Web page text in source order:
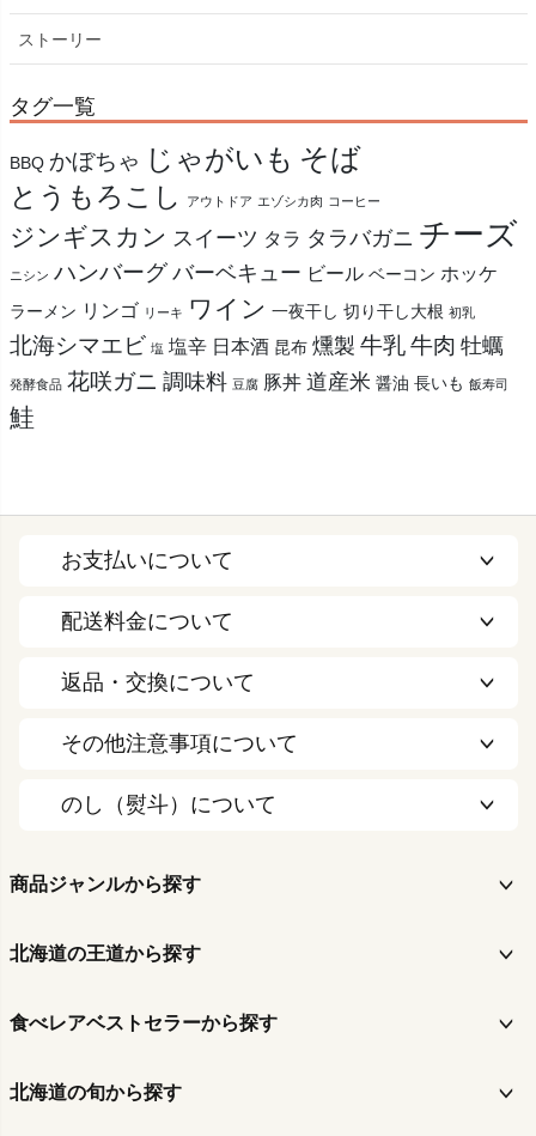
ストーリー
タグ一覧
BBQ かぼちゃ じゃがいも そば
とうもろこし アウトドア エゾシカ肉 コーヒー
ジンギスカン スイーツ タラ タラバガニ チーズ
ニシン ハンバーグ バーベキュー ビール ベーコン ホッケ
ラーメン リンゴ リーキ ワイン 一夜干し 切り干し大根 初乳
北海シマエビ 塩 塩辛 日本酒 昆布 燻製 牛乳 牛肉 牡蠣
発酵食品 花咲ガニ 調味料 豆腐 豚丼 道産米 醤油 長いも 飯寿司
鮭
お支払いについて
配送料金について
返品・交換について
その他注意事項について
のし（熨斗）について
商品ジャンルから探す
北海道の王道から探す
食べレアベストセラーから探す
北海道の旬から探す